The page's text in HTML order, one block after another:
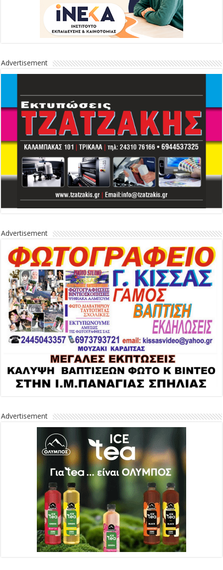
Advertisement
Advertisement
Advertisement